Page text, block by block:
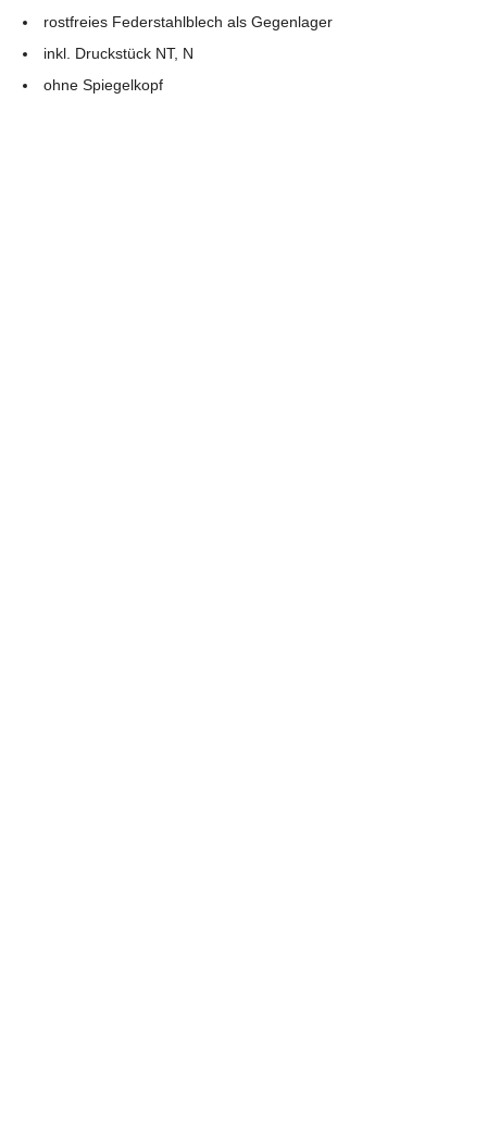
rostfreies Federstahlblech als Gegenlager
inkl. Druckstück NT, N
ohne Spiegelkopf